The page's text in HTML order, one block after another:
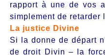
rapport à une de vos
simplement de retarder
La justice Divine
Si la donne de départ
de droit Divin – la